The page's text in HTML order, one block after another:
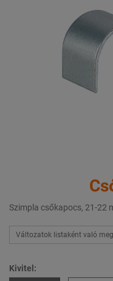
Szimpla csőkapocs, 21-22
Változatok listaként való
Kivitel: